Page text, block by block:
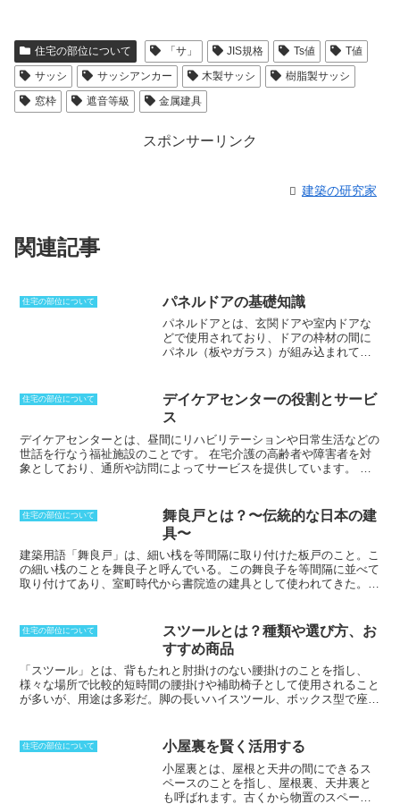
住宅の部位について 「サ」 JIS規格 Ts値
T値
サッシ
サッシアンカー 木製サッシ
樹脂製サッシ
窓枠
遮音等級 金属建具
スポンサーリンク
建築の研究家
関連記事
住宅の部位について パネルドアの基礎知識
パネルドアとは、玄関ドアや室内ドアな
どで使用されており、ドアの枠材の間に
パネル（板やガラス）が組み込まれてい
アには木芯ドア、中空ドア、断熱材充て
んドアなどがあります。また、材質とし
ては、比較的安価にできるハードボード
をエンボス加工した物から、ベイスギや
ベイマツのような針葉樹系や、オークの
ような広葉樹の物まで、さまざまです。
アップさせるなどの目的から、パーテー
ションとして使用されることも多くあり
ます。賃貸住宅向けには、場所を選ばず
お手軽に取り付けられる突っ張り棒タイ
プのパネルドアも人気があります。
住宅の部位について
デイケアセンターの役割とサービ
ス
デイケアセンターとは、昼間にリハビリテーションや日常生活などの
世話を行なう福祉施設のことです。在宅介護の高齢者や障害者を対
象としており、通所や訪問によってサービスを提供しています。 デ
アプランを作成してサービスを提供しています。
デイケアセンターは、在宅介護の負担を軽減し、利用者の生活の質を
向上させることを目的としています。 デイケアセンターでは、リハ
ビリテーションや日常生活の世話に加えて、レクリエーション活動や
社会参加を促進する活動も行われています。デイケアセンターを利用
することで、利用者は社会とのつながりを維持し、生きがいのある生
住宅の部位について
舞良戸とは？〜伝統的な日本の建
具〜
建築用語「舞良戸」は、細い桟を等間隔に取り付けた板戸のこと。
こ
の細い桟のことを舞良子と呼んでいる。この舞良子を等間隔に並べて
取り付けてあり、室町時代から書院造の建具として使われてきた。
り、その方法によって吹寄せ舞良戸や縦舞良戸など呼び名も違う。横
に取り付けるのが一般的ではあるものの、縦に取り付ける場合の物も
この場合には、舞良戸ではなく、縦舞良と呼ぶ。
けのシンプルなデザインでありながらも、素材を強く生かしていくこ
とができるため、清潔感も出すことができる。
住宅の部位について
スツールとは？種類や選び方、お
すすめ商品
「スツール」とは、背もたれと肘掛けのない腰掛けのこと を指し、
様々な場所で比較的短時間の腰掛けや補助椅子として使用されること
が多いが、用途は多彩だ。脚の長いハイスツール、ボックス型で座面
たまま移動可能なキャスター付スツール、椅子やソファの前に置いて
足を乗せるフットスツール等、種類は豊富である。そのため、
ール」を購入する際は、どのような使い方をするのかを予めイメージ
。日本発スツールとしては、プロダクトデザ
イナー柳宗理が発表したバタフライスツールが有名である。
住宅の部位について 小屋裏を賢く活用する
小屋裏とは、屋根と天井の間にできるス
ペースのこと を指し、屋根裏、天井裏と
も呼ばれます。古くから物置のスペース